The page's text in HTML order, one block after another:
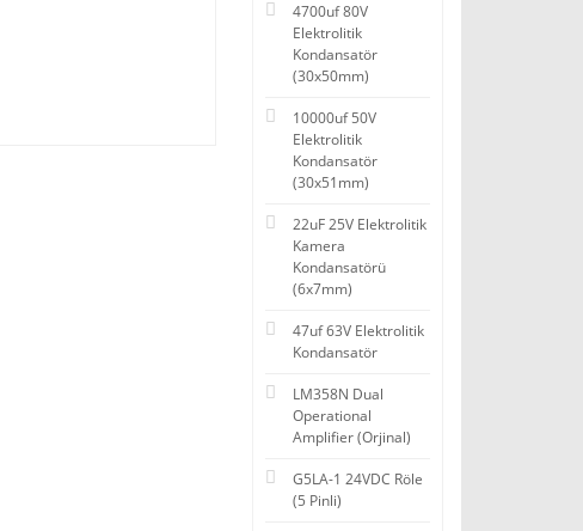
4700uf 80V
Elektrolitik
Kondansatör
(30x50mm)
10000uf 50V
Elektrolitik
Kondansatör
(30x51mm)
22uF 25V Elektrolitik
Kamera
Kondansatörü
(6x7mm)
47uf 63V Elektrolitik
Kondansatör
LM358N Dual
Operational
Amplifier (Orjinal)
G5LA-1 24VDC Röle
(5 Pinli)